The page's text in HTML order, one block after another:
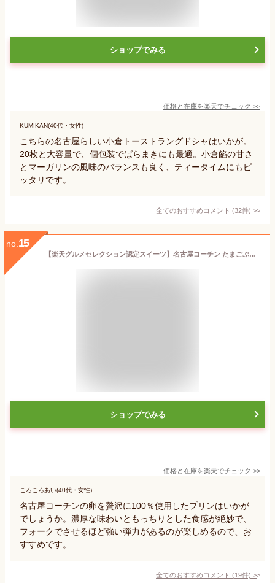
ショップでみる
価格と在庫を楽天でチェック >>
KUMIKAN(40代・女性)
こちらの名古屋らしい小倉トーストラングドシャはいかが。
20枚と大容量で、個包装でばらまきにも最適。小倉餡の甘さ
とマーガリンの風味のバランスも良く、ティータイムにもピ
ッタリです。
全てのおすすめコメント (32件) >
no. 15
【楽天グルメセレクション認定スイーツ】名古屋コーチン たまごぷりん 200g 固め 濃厚 卵プリン 高級 冷凍 ギフト お取り寄せ デザート バレンタインデー ホワイトデー 鶏三和
ショップでみる
価格と在庫を楽天でチェック >>
ころころあい(40代・女性)
名古屋コーチンの卵を贅沢に100％使用したプリンはいかが
でしょうか。濃厚な味わいともっちりとした食感が絶妙で、
フォークでさせるほど強い弾力があるのが楽しめるので、お
すすめです。
全てのおすすめコメント (19件) >